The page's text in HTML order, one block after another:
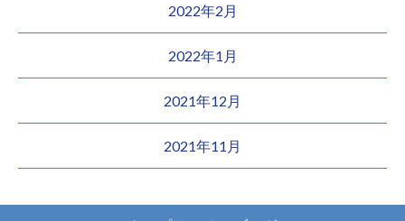
2022年2月
2022年1月
2021年12月
2021年11月